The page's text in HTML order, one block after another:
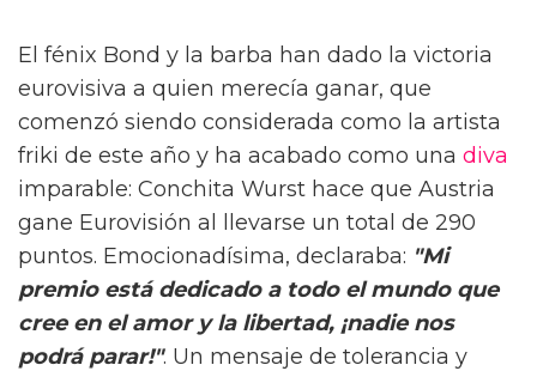
El fénix Bond y la barba han dado la victoria
eurovisiva a quien merecía ganar, que
comenzó siendo considerada como la artista
friki de este año y ha acabado como una diva
imparable: Conchita Wurst hace que Austria
gane Eurovisión al llevarse un total de 290
puntos. Emocionadísima, declaraba: "Mi
premio está dedicado a todo el mundo que
cree en el amor y la libertad, ¡nadie nos
podrá parar!". Un mensaje de tolerancia y